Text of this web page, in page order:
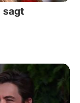
sagt